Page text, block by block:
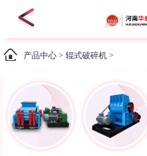
产品中心 >辊式破碎机 >